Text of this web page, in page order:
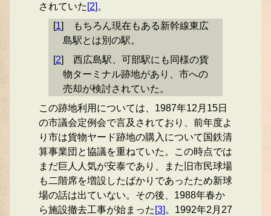
されていた [2] 。
[1]
もちろん現在もある新幹線東広
島駅とは別の駅。
[2]
西広島駅、可部駅にも同様の貨
物ターミナル跡地があり、市への
売却が検討されていた。
この跡地利用については、1987年12月15日
の市議会定例会で言及されており、前年度よ
り市は貨物ヤード跡地の購入について国鉄清
算事業団と協議を重ねていた。この時点では
まだ巨人人気が安泰であり、また旧市民球場
も二階席を増設したばかりであったため新球
場の話は出ていない。その後、1988年春か
ら施設撤去工事が始まった [3] 。1992年2月27